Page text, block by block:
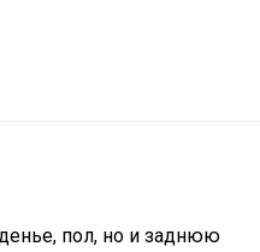
пол, но и заднюю